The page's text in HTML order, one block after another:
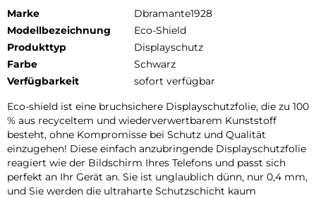
Marke
Dbramante1928
Modellbezeichnung
Eco-Shield
Produkttyp
Displayschutz
Farbe
Schwarz
Verfügbarkeit
sofort verfügbar
Eco-shield ist eine bruchsichere Displayschutzfolie, die zu 100
% aus recyceltem und wiederverwertbarem Kunststoff
besteht, ohne Kompromisse bei Schutz und Qualität
einzugehen! Diese einfach anzubringende Displayschutzfolie
reagiert wie der Bildschirm Ihres Telefons und passt sich
perfekt an Ihr Gerät an. Sie ist unglaublich dünn, nur 0,4 mm,
und Sie werden die ultraharte Schutzschicht kaum